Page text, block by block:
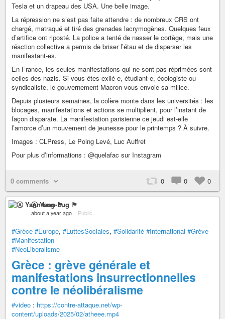
Tesla et un drapeau des USA. Une belle image.
La répression ne s’est pas faite attendre : de nombreux CRS ont
chargé, matraqué et tiré des grenades lacrymogènes. Quelques feux
d’artifice ont riposté. La police a tenté de nasser le cortège, mais une
réaction collective a permis de briser l’étau et de disperser les
manifestant-es.
En France, les seules manifestations qui ne sont pas réprimées sont
celles des nazis. Si vous êtes exilé-e, étudiant-e, écologiste ou
syndicaliste, le gouvernement Macron vous envoie sa milice.
Depuis plusieurs semaines, la colère monte dans les universités : les
blocages, manifestations et actions se multiplient, pour l’instant de
façon disparate. La manifestation parisienne ce jeudi est-elle
l’amorce d’un mouvement de jeunesse pour le printemps ? À suivre.
Images : CLPress, Le Poing Levé, Luc Auffret
Pour plus d’informations : @quelafac sur Instagram
0 comments 0 0 0
Ⓐ Yann-Lug 🏴
about a year ago – Public
#Grèce #Europe, #LuttesSociales, #Solidarité #International #Grève
#Manifestation
#NeoLiberalisme
Grèce : grève générale et
manifestations insurrectionnelles
contre le néolibéralisme
#video : https://contre-attaque.net/wp-
content/uploads/2025/02/atheee.mp4